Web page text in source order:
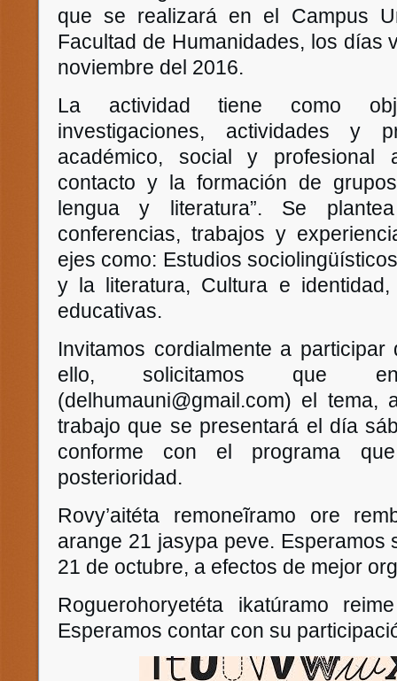
que se realizará en el Campus
Facultad de Humanidades, los días
noviembre del 2016.
La actividad tiene como
investigaciones, actividades y
académico, social y profesional
contacto y la formación de
lengua y literatura”. Se
conferencias, trabajos y
ejes como: Estudios
y la literatura, Cultura e
educativas.
Invitamos cordialmente a
ello, solicitamos que
(delhumauni@gmail.com) el tema,
trabajo que se presentará el día
conforme con el programa
posterioridad.
Rovy’aitéta remoneĩramo ore
arange 21 jasypa peve. Esperamos
21 de octubre, a efectos de mejor
Roguerohoryetéta ikatúramo
Esperamos contar con su